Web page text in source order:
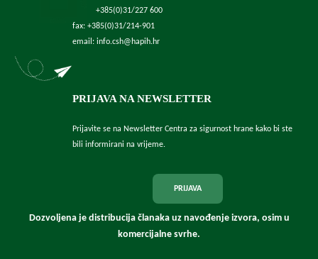
+385(0)31/227 600
fax: +385(0)31/214-901
email: info.csh@hapih.hr
PRIJAVA NA NEWSLETTER
Prijavite se na Newsletter Centra za sigurnost hrane kako bi ste
bili informirani na vrijeme.
PRIJAVA
Dozvoljena je distribucija članaka uz navođenje izvora, osim u
komercijalne svrhe.